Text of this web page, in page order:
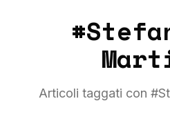
#
Articoli taggati con #